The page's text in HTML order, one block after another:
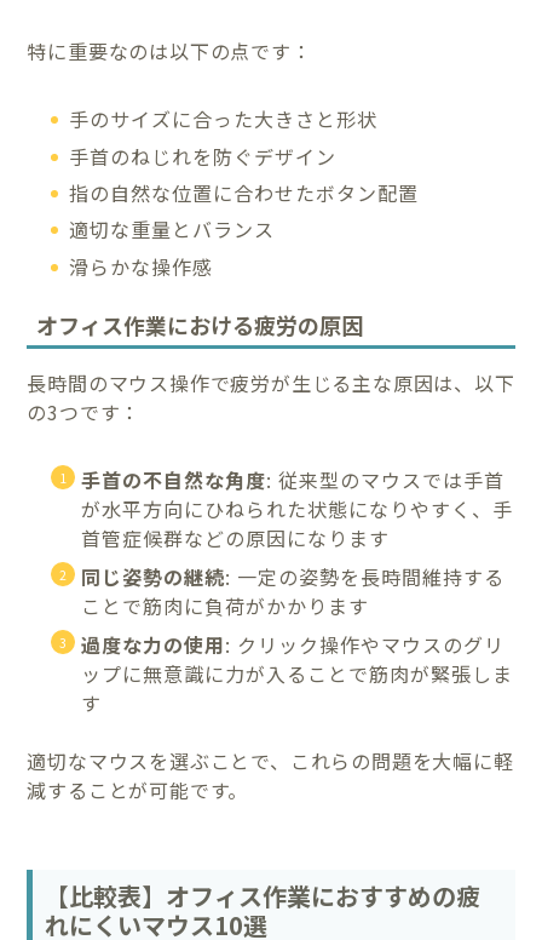
特に重要なのは以下の点です：
手のサイズに合った大きさと形状
手首のねじれを防ぐデザイン
指の自然な位置に合わせたボタン配置
適切な重量とバランス
滑らかな操作感
オフィス作業における疲労の原因
長時間のマウス操作で疲労が生じる主な原因は、以下
の3つです：
手首の不自然な角度: 従来型のマウスでは手首
が水平方向にひねられた状態になりやすく、手
首管症候群などの原因になります
同じ姿勢の継続: 一定の姿勢を長時間維持する
ことで筋肉に負荷がかかります
過度な力の使用: クリック操作やマウスのグリ
ップに無意識に力が入ることで筋肉が緊張しま
す
適切なマウスを選ぶことで、これらの問題を大幅に軽
減することが可能です。
【比較表】オフィス作業におすすめの疲
れにくいマウス10選